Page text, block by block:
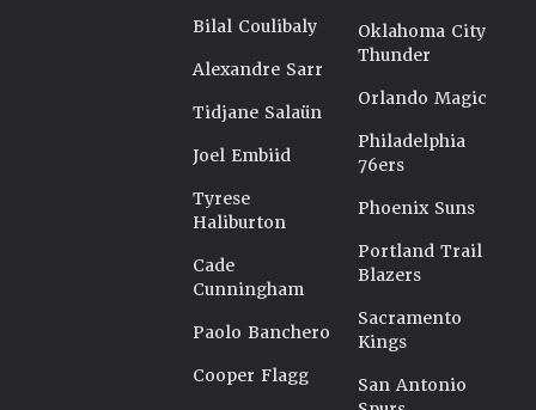
Bilal Coulibaly
Alexandre Sarr
Tidjane Salaün
Joel Embiid
Tyrese
Haliburton
Cade
Cunningham
Paolo Banchero
Cooper Flagg
Oklahoma City
Thunder
Orlando Magic
Philadelphia
76ers
Phoenix Suns
Portland Trail
Blazers
Sacramento
Kings
San Antonio